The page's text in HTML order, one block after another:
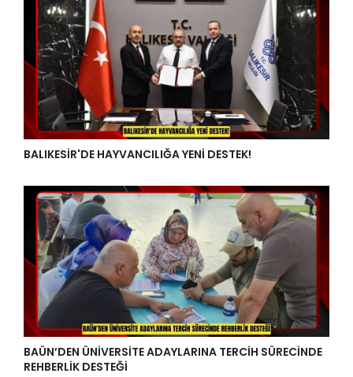
BALIKESİR'DE HAYVANCILIĞA YENİ DESTEK!
BAÜN’DEN ÜNİVERSİTE ADAYLARINA TERCİH SÜRECİNDE
REHBERLİK DESTEĞİ